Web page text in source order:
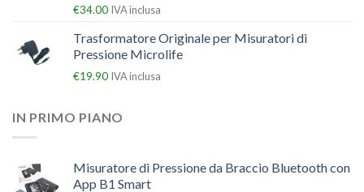
€34.00 IVA inclusa
Trasformatore Originale per Misuratori di
Pressione Microlife
€19.90 IVA inclusa
IN PRIMO PIANO
Misuratore di Pressione da Braccio Bluetooth con
App B1 Smart